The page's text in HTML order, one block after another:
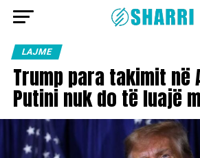
LAJME
Trump para takimit në
Putini nuk do të luajë